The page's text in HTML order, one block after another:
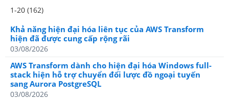
1-20 (162)
Showing results: 1-20
Khả năng hiện đại hóa liên tục của AWS Transform
hiện đã được cung cấp rộng rãi
03/08/2026
AWS Transform dành cho hiện đại hóa Windows full-
stack hiện hỗ trợ chuyển đổi lược đồ ngoại tuyến
sang Aurora PostgreSQL
03/08/2026